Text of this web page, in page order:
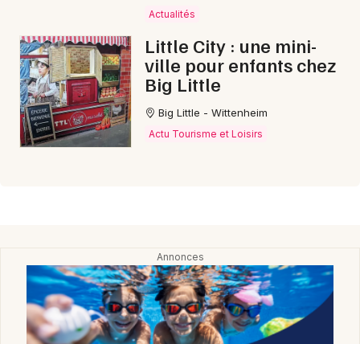
Actualités
Little City : une mini-
ville pour enfants chez
Big Little
Big Little - Wittenheim
Actu Tourisme et Loisirs